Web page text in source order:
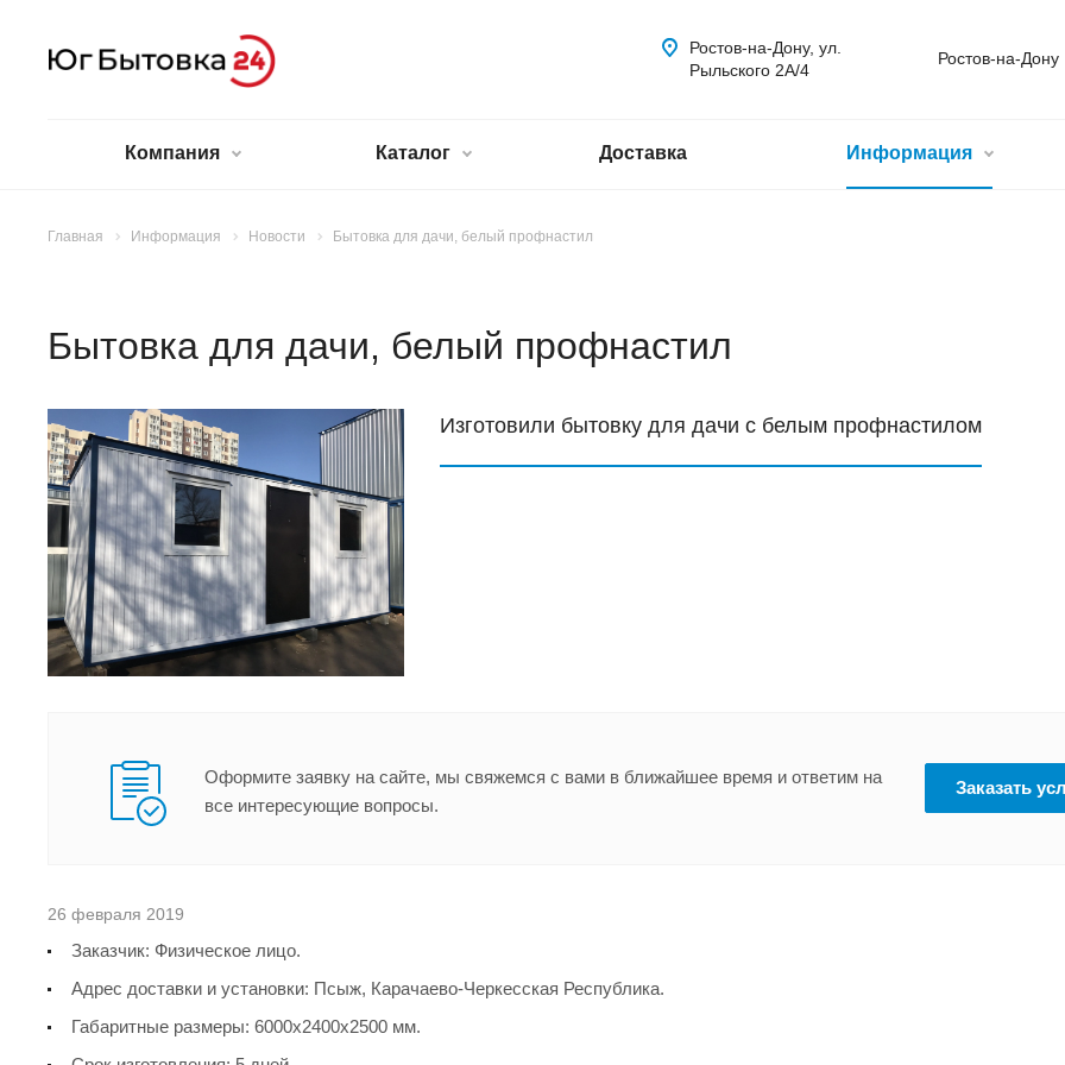
Ростов-на-Дону
Ростов-на-Дону, ул.
Рыльского 2А/4
Компания Каталог Доставка Информация
Главная Информация Новости Бытовка для дачи, белый профнастил
Бытовка для дачи, белый профнастил
Изготовили бытовку для дачи с белым профнастилом
Оформите заявку на сайте, мы свяжемся с вами в ближайшее время и ответим на
все интересующие вопросы.
Заказать
26 февраля 2019
Заказчик: Физическое лицо.
Адрес доставки и установки: Псыж, Карачаево-Черкесская Республика.
Габаритные размеры: 6000х2400х2500 мм.